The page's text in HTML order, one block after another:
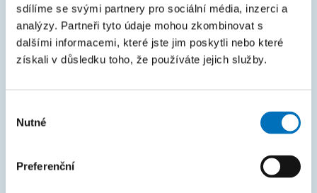
sdílíme se svými partnery pro sociální média, inzerci a
analýzy. Partneři tyto údaje mohou zkombinovat s
dalšími informacemi, které jste jim poskytli nebo které
získali v důsledku toho, že používáte jejich služby.
souhlasu
Nutné
Preferenční
KOS
Courses
Intranet
Úvod